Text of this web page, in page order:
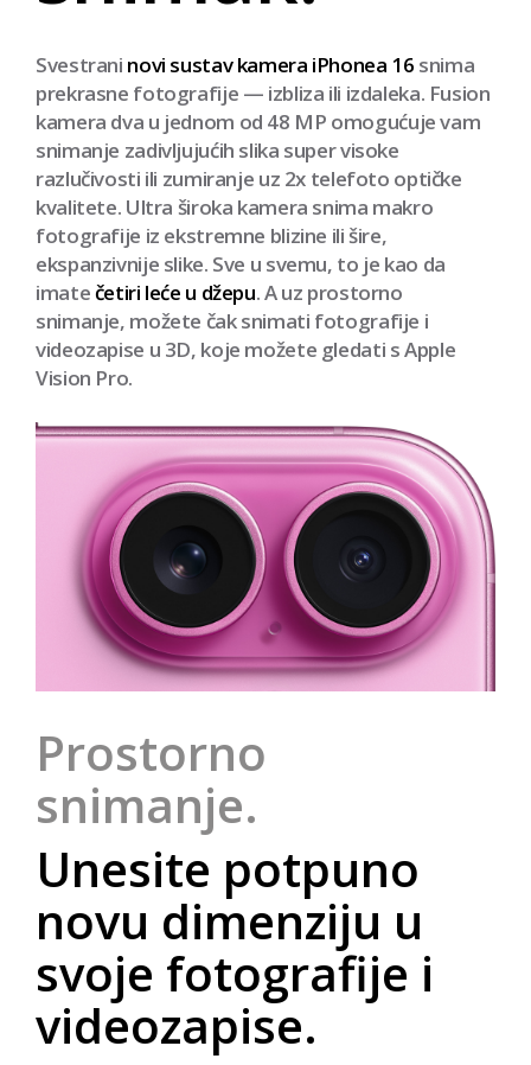
Lagani pritisak
otvara kontrole poput
zumiranja.
Novi sustav
kamera.
savršen
snimak.
Svestraninovi sustav kamera iPhonea 16snima
prekrasne fotografije — izbliza ili izdaleka. Fusion
kamera dva u jednom od 48 MP omogućuje vam
snimanje zadivljujućih slika super visoke
razlučivosti ili zumiranje uz 2x telefoto optičke
kvalitete. Ultra široka kamera snima makro
fotografije iz ekstremne blizine ili šire,
ekspanzivnije slike. Sve u svemu, to je kao da
snimanje, možete čak snimati fotografije i
videozapise u 3D, koje možete gledati s Apple
Vision Pro.